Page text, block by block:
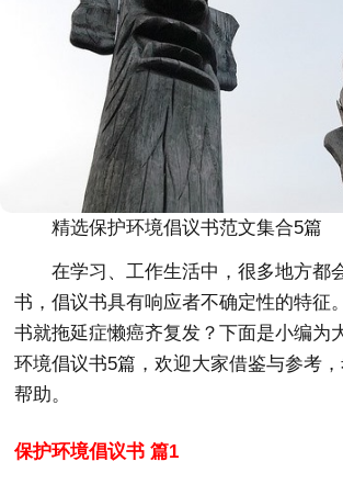
精选保护环境倡议书范文集合5篇
在学习、工作生活中，很多地方都
书，倡议书具有响应者不确定性的特征
书就拖延症懒癌齐复发？下面是小编为
环境倡议书5篇，欢迎大家借鉴与参考
帮助。
保护环境倡议书 篇1